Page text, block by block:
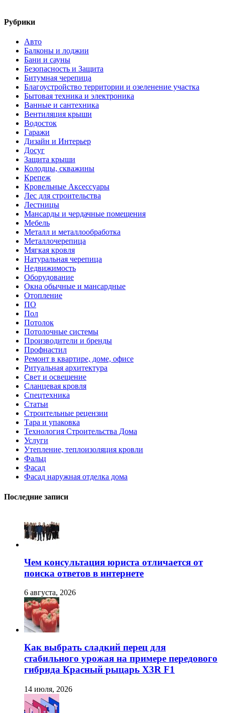
Рубрики
Авто
Балконы и лоджии
Бани и сауны
Безопасность и Защита
Битумная черепица
Благоустройство территории и озеленение участка
Бытовая техника и электроника
Ванные и сантехника
Вентиляция крыши
Водосток
Гаражи
Дизайн и Интерьер
Досуг
Защита крыши
Колодцы, скважины
Крепеж
Кровельные Аксессуары
Лес для строительства
Лестницы
Мансарды и чердачные помещения
Мебель
Металл и металлообработка
Металлочерепица
Мягкая кровля
Натуральная черепица
Недвижимость
Оборудование
Окна обычные и мансардные
Отопление
ПО
Пол
Потолок
Потолочные системы
Производители и бренды
Профнастил
Ремонт в квартире, доме, офисе
Ритуальная архитектура
Свет и освещение
Сланцевая кровля
Спецтехника
Статьи
Строительные рецензии
Тара и упаковка
Технология Строительства Дома
Услуги
Утепление, теплоизоляция кровли
Фальц
Фасад
Фасад наружная отделка дома
Последние записи
Чем консультация юриста отличается от
поиска ответов в интернете
6 августа, 2026
Как выбрать сладкий перец для
стабильного урожая на примере передового
гибрида Красный рыцарь X3R F1
14 июля, 2026